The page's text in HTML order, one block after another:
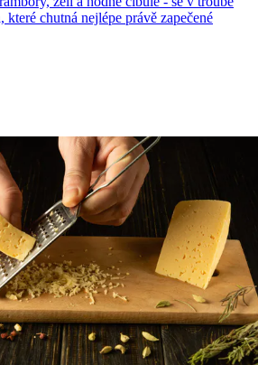
chutná nejlépe právě zapečené